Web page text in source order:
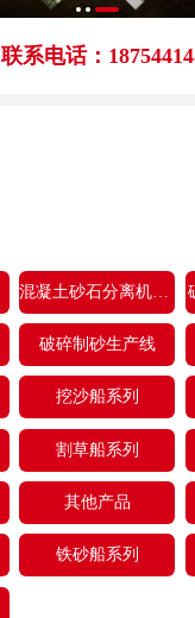
联系电话：
破碎制砂生产线
挖沙船系列
割草船系列
其他产品
铁砂船系列